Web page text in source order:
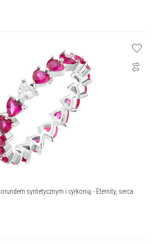
syntetycznym i cyrkonią - Eternity, serca